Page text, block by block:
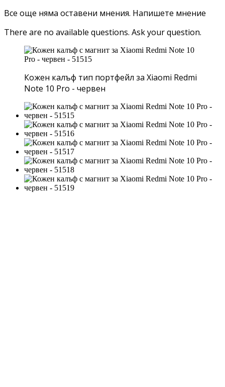
Все още няма оставени мнения. Напишете мнение
There are no available questions. Ask your question.
Кожен калъф тип портфейл за Xiaomi Redmi
Note 10 Pro - червен